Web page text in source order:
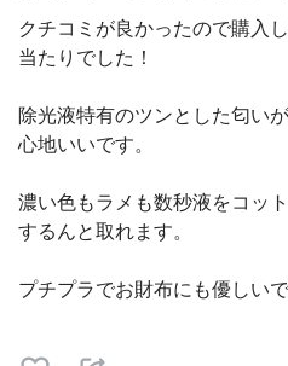
クチコミが良かったので購入
当たりでした！
除光液特有のツンとした匂い
心地いいです。
濃い色もラメも数秒液をコッ
するんと取れます。
プチプラでお財布にも優しいで